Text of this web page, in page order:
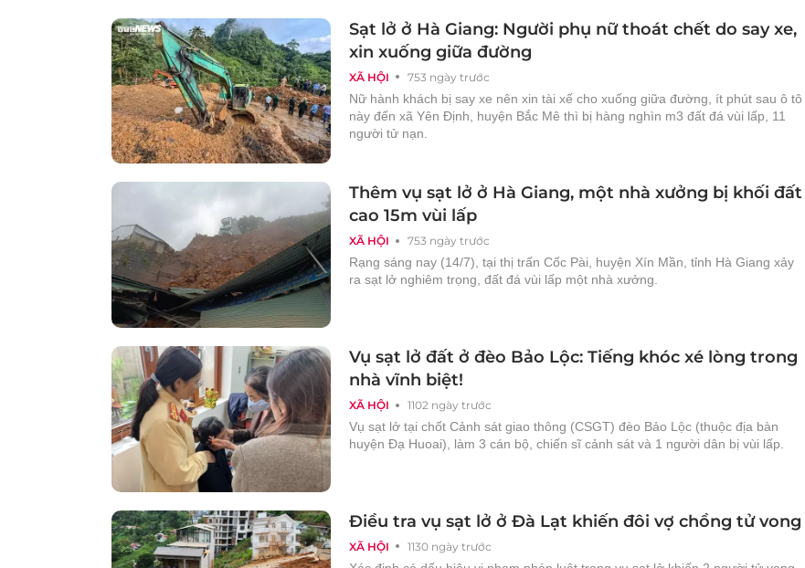
XÃ HỘI 753 ngày trước
Sạt lở ở Hà Giang: Người phụ nữ thoát chết do say xe,
xin xuống giữa đường
Nữ hành khách bị say xe nên xin tài xế cho xuống giữa đường, ít phút sau ô tô
này đến xã Yên Định, huyện Bắc Mê thì bị hàng nghìn m3 đất đá vùi lấp, 11
người tử nạn.
XÃ HỘI 753 ngày trước
Thêm vụ sạt lở ở Hà Giang, một nhà xưởng bị khối đất
cao 15m vùi lấp
Rạng sáng nay (14/7), tại thị trấn Cốc Pài, huyện Xín Mần, tỉnh Hà Giang xảy
ra sạt lở nghiêm trọng, đất đá vùi lấp một nhà xưởng.
XÃ HỘI 1102 ngày trước
Vụ sạt lở đất ở đèo Bảo Lộc: Tiếng khóc xé lòng trong
nhà vĩnh biệt!
Vụ sạt lở tại chốt Cảnh sát giao thông (CSGT) đèo Bảo Lộc (thuộc địa bàn
huyện Đạ Huoai), làm 3 cán bộ, chiến sĩ cảnh sát và 1 người dân bị vùi lấp.
XÃ HỘI 1130 ngày trước
Điều tra vụ sạt lở ở Đà Lạt khiến đôi vợ chồng tử vong